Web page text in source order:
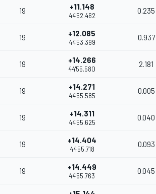
19 +11.148
44'52.462
0.235
19 +12.085
44'53.399
0.937
19 +14.266
44'55.580
2.181
19 +14.271
44'55.585
0.005
19 +14.311
44'55.625
0.040
19 +14.404
44'55.718
0.093
19 +14.449
44'55.763
0.045